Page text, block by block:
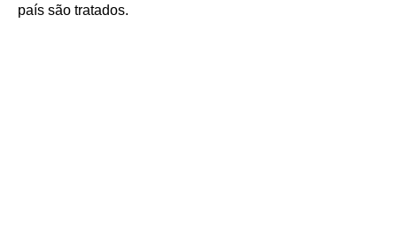
país são tratados.